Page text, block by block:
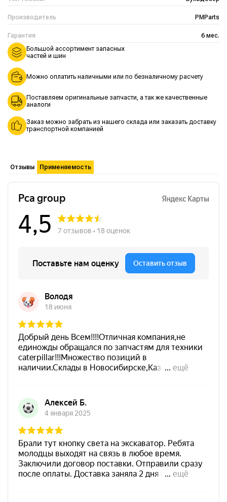
Производитель PMParts
Гарантия 6 мес.
Большой ассортимент запасных
частей и шин
Можно оплатить наличными или по безналичному расчету
Поставляем оригинальные запчасти, а так же качественные
аналоги
Заказ можно забрать из нашего склада или заказать доставку
транспортной компанией
Отзывы Применяемость